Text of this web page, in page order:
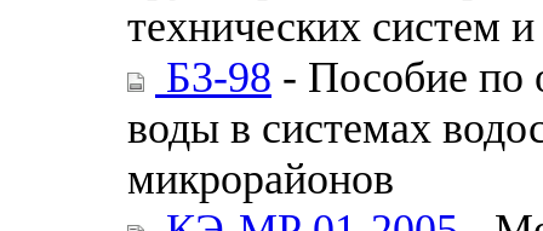
технических систем
Б3-98 - Пособие по
воды в системах
микрорайонов